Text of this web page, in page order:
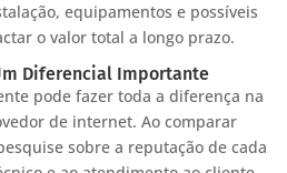
equipamentos e possíveis
o valor total a longo prazo.
Diferencial Importante
pode fazer toda a diferença na
de internet. Ao comparar
sobre a reputação de cada